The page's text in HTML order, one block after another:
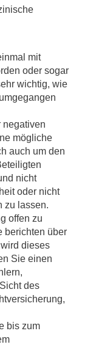
mit
oder sogar
wichtig, wie
negativen
mögliche
auch um den
nicht
oder nicht
zu lassen.
offen zu
berichten über
dieses
Sie einen
des
bis zum